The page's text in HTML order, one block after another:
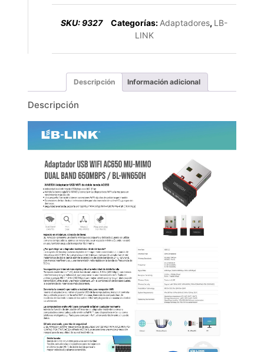
SKU:9327 Categorías: Adaptadores, LB-
LINK
Descripción Información adicional
Descripción